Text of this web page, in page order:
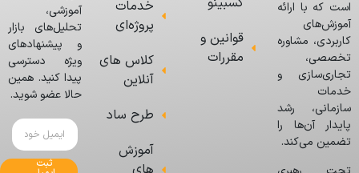
است که با ارائه
آموزش‌های
کاربردی، مشاوره
تخصصی،
تجاری‌سازی و
خدمات
سازمانی، رشد
پایدار آن‌ها را
تضمین می‌کند.
قوانین و
مقررات
خدمات
پروژه‌ای
کلاس های
آنلاین
طرح ساد
آموزش
آموزشی،
تحلیل‌های بازار
و پیشنهادهای
ویژه دسترسی
پیدا کنید. همین
حالا عضو شوید.
ثبت